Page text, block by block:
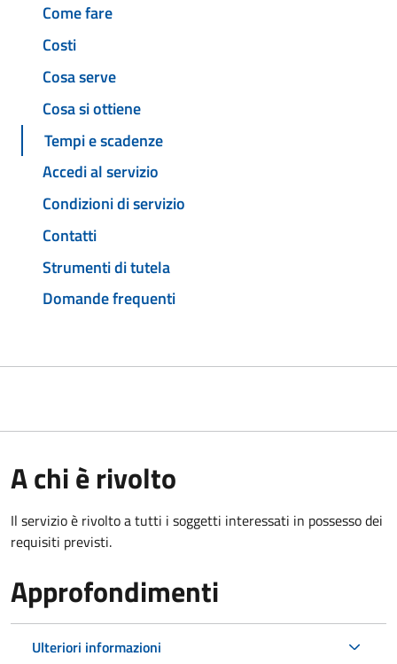
Come fare
Costi
Cosa serve
Cosa si ottiene
Tempi e scadenze
Accedi al servizio
Condizioni di servizio
Contatti
Strumenti di tutela
Domande frequenti
A chi è rivolto
Il servizio è rivolto a tutti i soggetti interessati in possesso dei
requisiti previsti.
Approfondimenti
Ulteriori informazioni